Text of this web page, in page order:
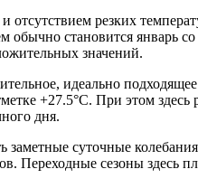
отсутствием резких
становится январь
значений.
идеально
+27.5°C. При этом
дня.
заметные суточные
Переходные сезоны